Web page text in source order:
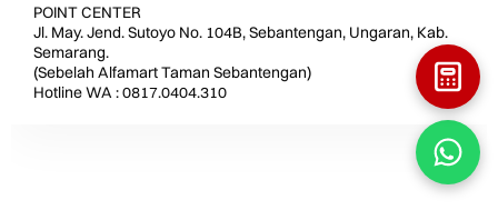
POINT CENTER
Jl. May. Jend. Sutoyo No. 104B, Sebantengan, Ungaran, Kab.
Semarang.
(Sebelah Alfamart Taman Sebantengan)
Hotline WA : 0817.0404.310